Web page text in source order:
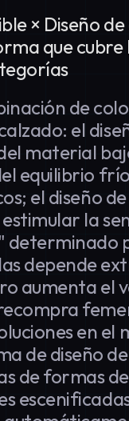
× Diseño
que cubre
de
el
material
equilibrio
el diseño
la
determinado
depende
aumenta el
en el
de diseño
de formas